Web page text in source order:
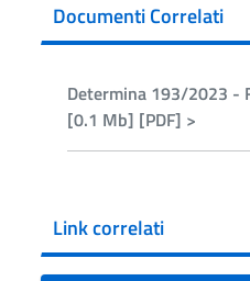
Documenti Correlati
Determina 193/2023 -
[0.1 Mb] [PDF] >
Link correlati